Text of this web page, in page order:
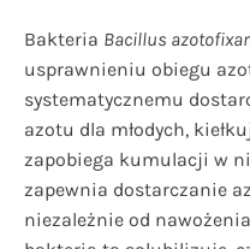
Bakteria Bacillus
usprawnieniu obiegu
systematycznemu
azotu dla młodych,
zapobiega kumulacji w
zapewnia dostarczanie
niezależnie od